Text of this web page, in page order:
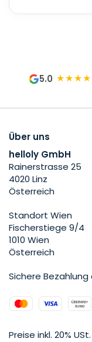
5.0
Über uns
helloly GmbH
Rainerstrasse 25
4020 Linz
Österreich
Standort Wien
Fischerstiege 9/4
1010 Wien
Österreich
Sichere
Preise inkl. 20% USt.